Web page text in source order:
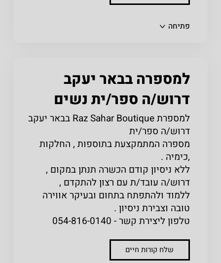
פתיחה
למספרה בבאר יעקב
דרוש/ה ספר/ית נשים
למספרת Raz Sahar Boutique בבאר יעקב
דרוש/ה ספר/ית
מספרה המתמקצעת בתוספות , החלקות
,כימיה .
ללא ניסיון קודם הכשרה תנתן במקום ,
דרוש/ה עובד/ת עם רצון להתקדם ,
ללמוד ולהתפתח בתחום ובעיקר אווירה
טובה וצבירת ניסיון .
טלפון ליצירת קשר - 054-816-0140
שלח קורות חיים